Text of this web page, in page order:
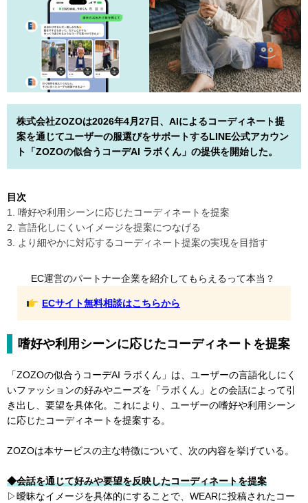
株式会社ZOZOは2026年4月27日、AIによるコーディネート提
案を通じてユーザーの服選びをサポートするLINE公式アカウン
ト「ZOZOの似合うコーデAI ラボくん」の提供を開始した。
目次
1. 嗜好や利用シーンに応じたコーディネートを提案
2. 言語化しにくいイメージを提案につなげる
3. より細やかに対応するコーディネート提案の実現を目指す
EC運営のパートナー企業を紹介してもらえるって本当？
ECサイト無料相談はこちらから
嗜好や利用シーンに応じたコーディネートを提案
「ZOZOの似合うコーデAI ラボくん」は、ユーザーの言語化しにく
いファッションの好みやニーズを「ラボくん」との会話によって引
き出し、要望を具体化。これにより、ユーザーの嗜好や利用シーン
に応じたコーディネートを提案する。
ZOZOは本サービスの主な特徴について、次の内容を挙げている。
◆会話を通じて好みや要望を反映したコーディネートを提案
▷曖昧なイメージを具体的にすることで、WEARに投稿されたコー